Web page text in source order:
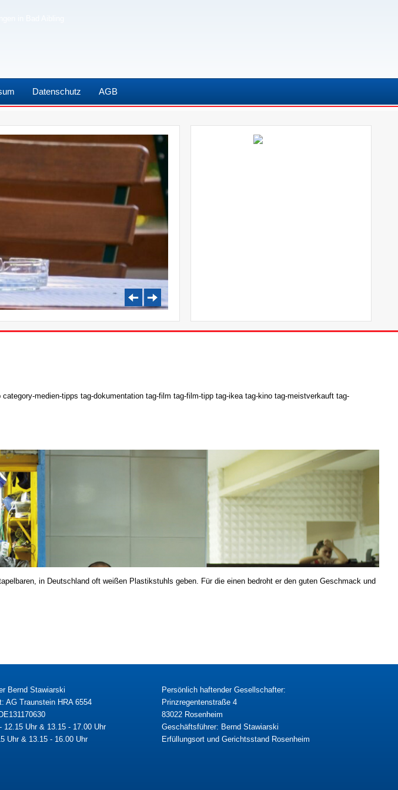
Datenschutz AGB
medien-tipps tag-dokumentation tag-film tag-film-tipp tag-ikea tag-kino tag-meistverkauft tag-
in Deutschland oft weißen Plastikstuhls geben. Für die einen bedroht er den guten Geschmack und
Bernd Stawiarski
AG Traunstein HRA 6554
12.15 Uhr & 13.15 - 17.00 Uhr
Uhr & 13.15 - 16.00 Uhr
Persönlich haftender Gesellschafter:
Prinzregentenstraße 4
83022 Rosenheim
Geschäftsführer: Bernd Stawiarski
Erfüllungsort und Gerichtsstand Rosenheim